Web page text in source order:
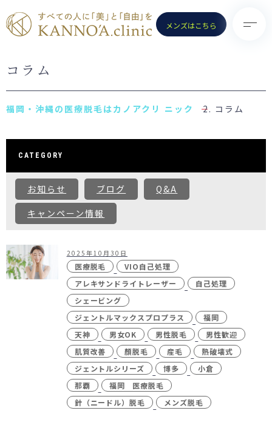
メンズはこちら
TOP
初めての方へ
よくある質問
お問い合わせ
未成年の方へ
- 医療脱毛（女性）
- ノーリス(IPL)
- 水光注射
（Dr.施術）
- ピコスポット
- VISIA
- CO2（炭酸ガス）レーザー
- ジュベルック(Juvelook)
- ボツリヌストキシン注射
コラム
コラム
CATEGORY
お知らせ ブログ
Q&A
キャンペーン情報
2025年10月30日
医療脱毛
VIO自己処理
アレキサンドライトレーザー
自己処理
シェービング
ジェントルマックスプロプラス
福岡
天神
男女OK 男性脱毛
男性歓迎
肌質改善
顏脱毛 産毛
熱破壊式
ジェントルシリーズ
博多
小倉
那覇
福岡 医療脱毛
針（ニードル）脱毛
メンズ脱毛